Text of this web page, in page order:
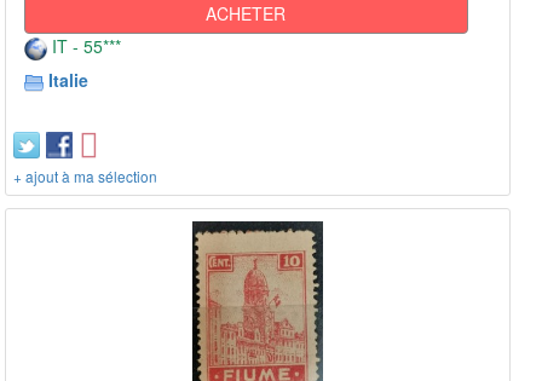
ACHETER
IT - 55***
Italie
+ ajout à ma sélection